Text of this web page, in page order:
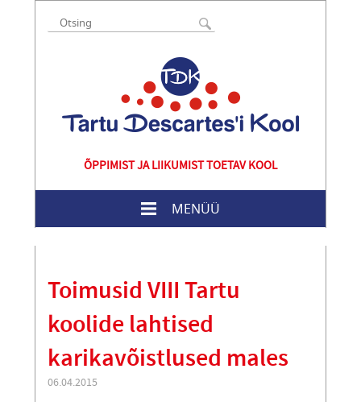
ÕPPIMIST JA LIIKUMIST TOETAV KOOL
MENÜÜ
Toimusid VIII Tartu
koolide lahtised
karikavõistlused males
06.04.2015